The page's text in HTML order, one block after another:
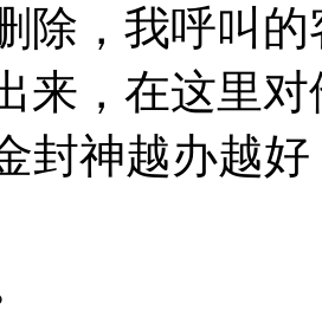
除，我呼叫
来，在这里
封神越办越好